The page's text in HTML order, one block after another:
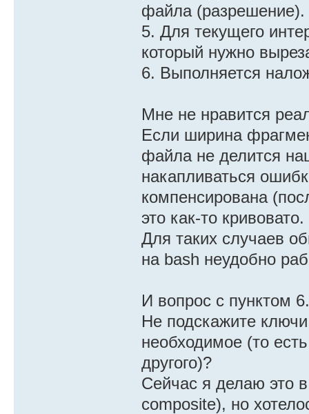
файла (разрешение).
5. Для текущего
который нужно
6. Выполняется
Мне не нравится
Если ширина
файла не делится
накапливаться
компенсирована
это как-то кривовато.
Для таких случаев
на bash неудобно
И вопрос с пунктом 6.
Не подскажите
необходимое (то
другого)?
Сейчас я делаю это
composite), но